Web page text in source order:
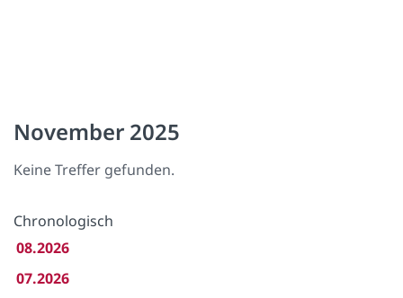
November 2025
Keine Treffer gefunden.
Chronologisch
08.2026
07.2026